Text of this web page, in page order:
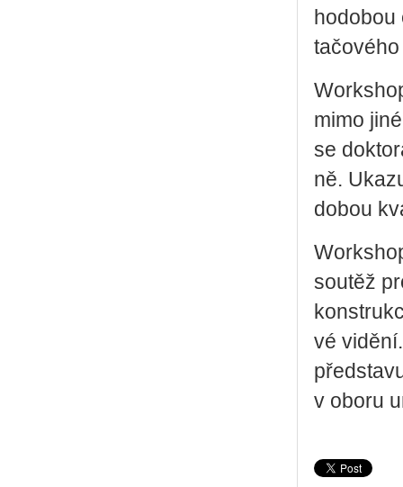
mimo
se
ně.
do­bou
sou­těž
vé
v oboru